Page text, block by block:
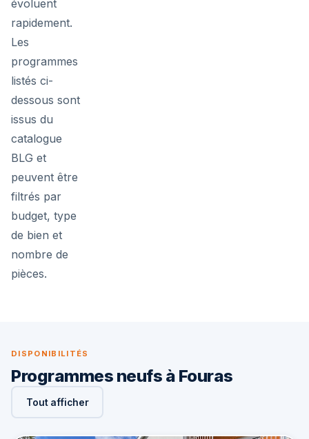
évoluent
rapidement.
Les
programmes
listés ci-
dessous sont
issus du
catalogue
BLG et
peuvent être
filtrés par
budget, type
de bien et
nombre de
pièces.
DISPONIBILITÉS
Programmes neufs à Fouras
Tout afficher